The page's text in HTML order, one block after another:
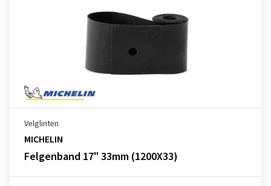
Velglinten
MICHELIN
Felgenband 17" 33mm (1200X33)